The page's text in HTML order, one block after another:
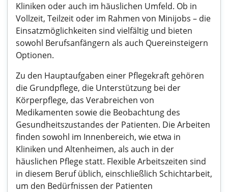
Kliniken oder auch im häuslichen Umfeld. Ob in
Vollzeit, Teilzeit oder im Rahmen von Minijobs – die
Einsatzmöglichkeiten sind vielfältig und bieten
sowohl Berufsanfängern als auch Quereinsteigern
Optionen.
Zu den Hauptaufgaben einer Pflegekraft gehören
die Grundpflege, die Unterstützung bei der
Körperpflege, das Verabreichen von
Medikamenten sowie die Beobachtung des
Gesundheitszustandes der Patienten. Die Arbeiten
finden sowohl im Innenbereich, wie etwa in
Kliniken und Altenheimen, als auch in der
häuslichen Pflege statt. Flexible Arbeitszeiten sind
in diesem Beruf üblich, einschließlich Schichtarbeit,
um den Bedürfnissen der Patienten